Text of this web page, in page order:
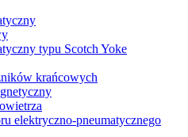
typu Scotch Yoke
krańcowych
elektryczno-pneumatycznego